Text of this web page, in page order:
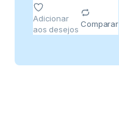
Adicionar
aos desejos
Comparar